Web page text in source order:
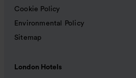
Cookie Policy
Environmental Policy
Sitemap
London Hotels